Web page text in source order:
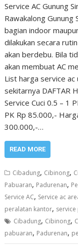
Service AC Gunung
Rawakalong Gunung
bagian indoor
dilakukan secara
akan berdebu. Bila
akan membuat AC
List harga service
sekitarnya DAFTAR
Service Cuci 0.5 – 1
PK Rp 85.000,-
300.000,-…
READ MORE
Cibadung, Cibinong,
Pabuaran, Padurenan,
Service AC, Service ac
peralatan kantor,
Cibadung, Cibinong,
pabuaran, Padurenan,